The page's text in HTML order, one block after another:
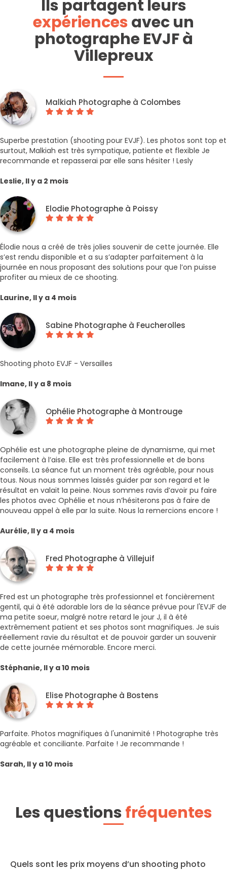
Ils partagent leurs
expériencesavec un
photographe EVJF à
Villepreux
Malkiah Photographe à Colombes
Superbe prestation (shooting pour EVJF). Les photos sont top et
surtout, Malkiah est très sympatique, patiente et flexible Je
recommande et repasserai par elle sans hésiter ! Lesly
Leslie, Il y a 2 mois
Elodie Photographe à Poissy
Élodie nous a créé de très jolies souvenir de cette journée. Elle
s’est rendu disponible et a su s’adapter parfaitement à la
journée en nous proposant des solutions pour que l’on puisse
profiter au mieux de ce shooting.
Laurine, Il y a 4 mois
Sabine Photographe à Feucherolles
Shooting photo EVJF - Versailles
Imane, Il y a 8 mois
Ophélie Photographe à Montrouge
Ophélie est une photographe pleine de dynamisme, qui met
facilement à l’aise. Elle est très professionnelle et de bons
conseils. La séance fut un moment très agréable, pour nous
tous. Nous nous sommes laissés guider par son regard et le
résultat en valait la peine. Nous sommes ravis d’avoir pu faire
les photos avec Ophélie et nous n’hésiterons pas à faire de
nouveau appel à elle par la suite. Nous la remercions encore !
Aurélie, Il y a 4 mois
Fred Photographe à Villejuif
Fred est un photographe très professionnel et foncièrement
gentil, qui à été adorable lors de la séance prévue pour l'EVJF de
ma petite soeur, malgré notre retard le jour J, il à été
extrêmement patient et ses photos sont magnifiques. Je suis
réellement ravie du résultat et de pouvoir garder un souvenir
de cette journée mémorable. Encore merci.
Stéphanie, Il y a 10 mois
Elise Photographe à Bostens
Parfaite. Photos magnifiques à l'unanimité ! Photographe très
agréable et conciliante. Parfaite ! Je recommande !
Sarah, Il y a 10 mois
Les questionsfréquentes
Quels sont les prix moyens d’un shooting photo